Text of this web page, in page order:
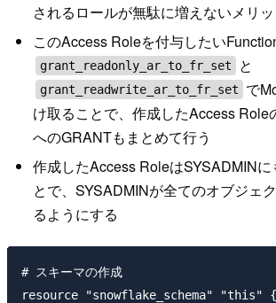
されるロールが無駄に増えないメリッ
このAccess Roleを付与したい
grant_readonly_ar_to_fr_set と
grant_readwrite_ar_to_fr_set
で
け取ることで、作成したAccess Role
へのGRANTもまとめて行う
作成したAccess RoleはSYSADMIN
とで、SYSADMINが全てのオブジェ
るようにする
# スキーマの作成
resource "snowflake_schema" "this" {